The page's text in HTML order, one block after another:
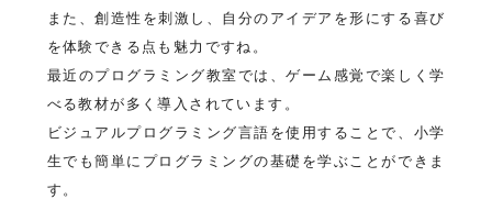
また、創造性を刺激し、自分のアイデアを形にする喜び
を体験できる点も魅力ですね。
最近のプログラミング教室では、ゲーム感覚で楽しく学
べる教材が多く導入されています。
ビジュアルプログラミング言語を使用することで、小学
生でも簡単にプログラミングの基礎を学ぶことができま
す。